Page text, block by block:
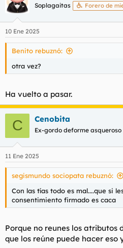
c
i
e
s
Soplagaitas Forero de
10 Ene 2025
Benito rebuznó:
otra vez?
Ha vuelto a pasar.
C Cenobita
Ex-gordo deforme asqueroso
11 Ene 2025
segismundo sociopata rebuznó:
Con las tías todo es mal....que si
consentimiento firmado es caca
Porque no reunes los atributos
que los reúne puede hacer eso